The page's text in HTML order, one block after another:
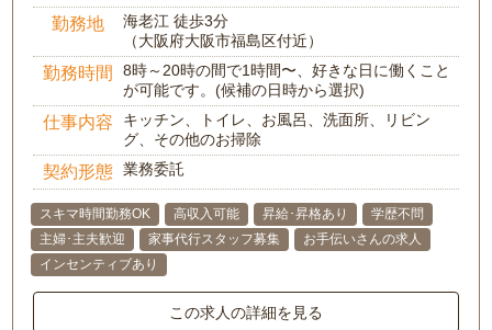
勤務地
海老江 徒歩3分
（大阪府大阪市福島区付近）
勤務時間
8時～20時の間で1時間〜、好きな日に働くこと
が可能です。(候補の日時から選択)
仕事内容
キッチン、トイレ、お風呂、洗面所、リビン
グ、その他のお掃除
契約形態 業務委託
スキマ時間勤務OK 高収入可能 昇給･昇格あり
学歴不問
主婦･主夫歓迎
家事代行スタッフ募集
お手伝いさんの求人
インセンティブあり
この求人の詳細を見る